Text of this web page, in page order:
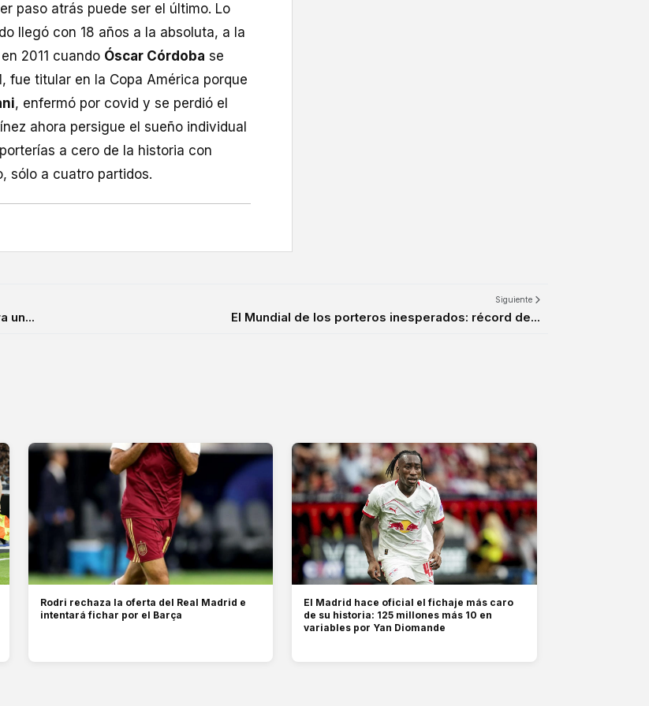
paso atrás puede ser el último. Lo
llegó con 18 años a la absoluta, a la
2011 cuando Óscar Córdoba se
fue titular en la Copa América porque
, enfermó por covid y se perdió el
ahora persigue el sueño individual
a cero de la historia con
sólo a cuatro partidos.
un...
Siguiente
El Mundial de los porteros inesperados: récord de...
Rodri rechaza la oferta del Real Madrid e
intentará fichar por el Barça
El Madrid hace oficial el fichaje más caro
de su historia: 125 millones más 10 en
variables por Yan Diomande